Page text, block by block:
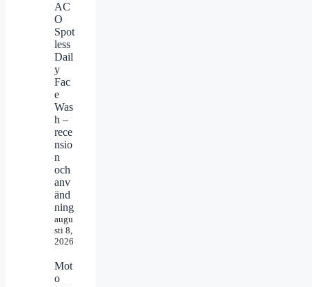
AC
O
Spot
less
Dail
y
Fac
e
Was
h –
rece
nsio
n
och
anv
änd
ning
augu
sti 8,
2026
Mot
o